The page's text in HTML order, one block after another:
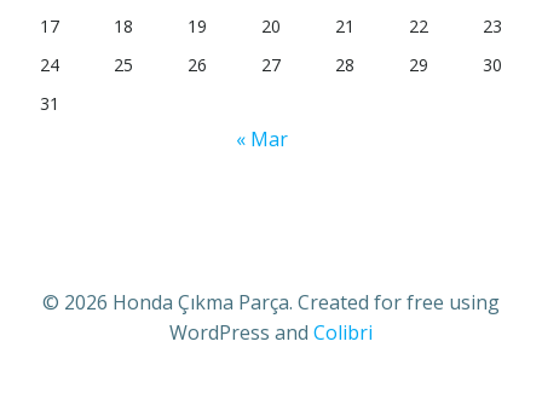
17
18 19 20 21 22
23
24
25 26 27 28 29
30
31
« Mar
© 2026 Honda Çıkma Parça. Created for free using
WordPress and Colibri